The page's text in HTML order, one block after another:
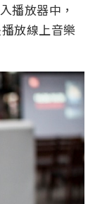
播放器中，
放線上音樂